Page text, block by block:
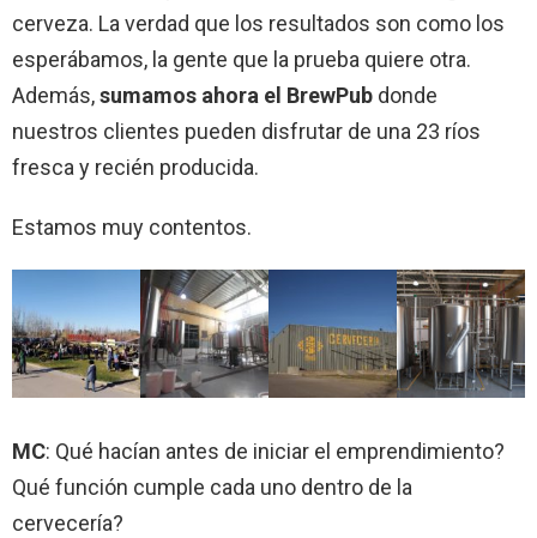
cerveza. La verdad que los resultados son como los
esperábamos, la gente que la prueba quiere otra.
Además,sumamos ahora el BrewPub donde
nuestros clientes pueden disfrutar de una 23 ríos
fresca y recién producida.
Estamos muy contentos.
MC: Qué hacían antes de iniciar el emprendimiento?
Qué función cumple cada uno dentro de la
cervecería?